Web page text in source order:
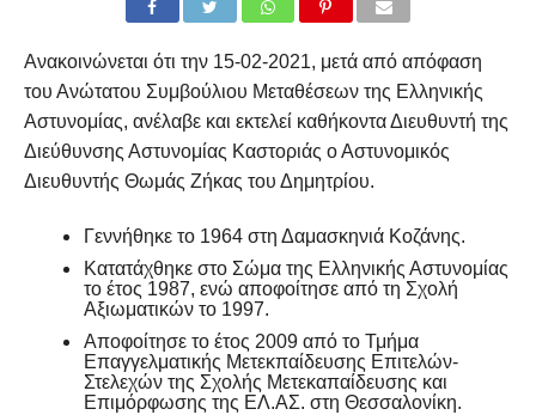
Ανακοινώνεται ότι την 15-02-2021, μετά από απόφαση
του Ανώτατου Συμβούλιου Μεταθέσεων της Ελληνικής
Αστυνομίας, ανέλαβε και εκτελεί καθήκοντα Διευθυντή της
Διεύθυνσης Αστυνομίας Καστοριάς ο Αστυνομικός
Διευθυντής Θωμάς Ζήκας του Δημητρίου.
Γεννήθηκε το 1964 στη Δαμασκηνιά Κοζάνης.
Κατατάχθηκε στο Σώμα της Ελληνικής Αστυνομίας
το έτος 1987, ενώ αποφοίτησε από τη Σχολή
Αξιωματικών το 1997.
Αποφοίτησε το έτος 2009 από το Τμήμα
Επαγγελματικής Μετεκπαίδευσης Επιτελών-
Στελεχών της Σχολής Μετεκαπαίδευσης και
Επιμόρφωσης της ΕΛ.ΑΣ. στη Θεσσαλονίκη.